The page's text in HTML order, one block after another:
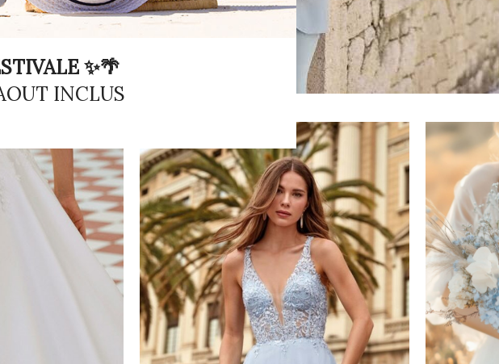
✨🌴
INCLUS
Collection
costumes
VOIR LE LOOKBOOK